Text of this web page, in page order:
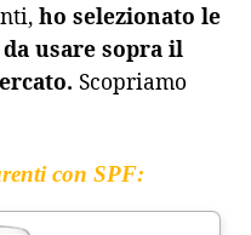
ho selezionato le
usare sopra il
Scopriamo
con SPF: